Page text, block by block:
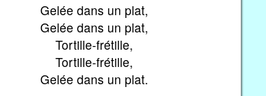
Gelée dans un plat,
Gelée dans un plat,
Tortille-frétille,
Tortille-frétille,
Gelée dans un plat.